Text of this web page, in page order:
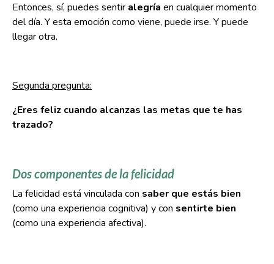
Entonces, sí, puedes sentir alegría en cualquier momento
del día. Y esta emoción como viene, puede irse. Y puede
llegar otra.
Segunda pregunta:
¿Eres feliz cuando alcanzas las metas que te has
trazado?
Dos componentes de la felicidad
La felicidad está vinculada con saber que estás bien
(como una experiencia cognitiva) y con sentirte bien
(como una experiencia afectiva).